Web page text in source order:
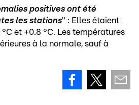
positives ont été
les stations" : Elles étaient
et +0.8 °C. Les températures
à la normale, sauf à